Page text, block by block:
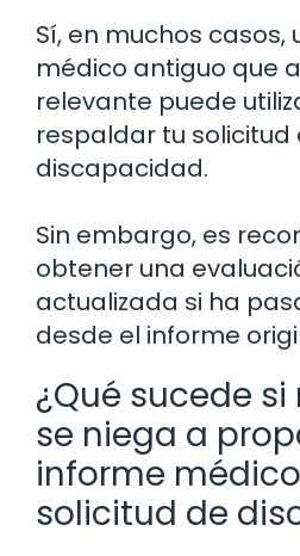
Sí, en muchos casos,
médico antiguo que
relevante puede
respaldar tu solicitud
discapacidad.
Sin embargo, es
obtener una
actualizada si ha
desde el informe
¿Qué sucede
se niega a
informe
solicitud de